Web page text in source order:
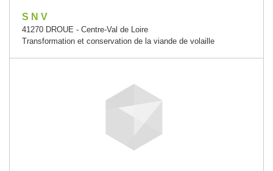
S N V
41270 DROUE - Centre-Val de Loire
Transformation et conservation de la viande de volaille